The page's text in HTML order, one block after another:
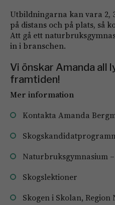
Utbildningarna kan vara 2,
på distans och på plats, så
Att gå ett
in i branschen.
Vi önskar Amanda all
framtiden!
Mer information
Kontakta Amanda
Naturbruksgymnasium
Skogslektioner
Skogen i Skolan,